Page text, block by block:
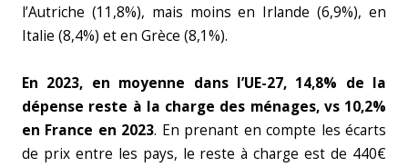
l’Autriche (11,8%), mais moins en Irlande (6,9%), en
Italie (8,4%) et en Grèce (8,1%).
En 2023, en moyenne dans l’UE-27, 14,8% de la
dépense reste à la charge des ménages, vs 10,2%
en France en 2023. En prenant en compte les écarts
de prix entre les pays, le reste à charge est de 440€